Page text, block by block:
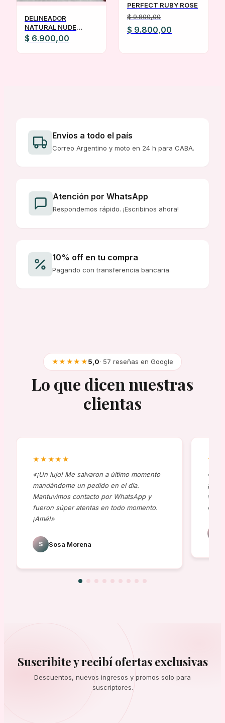
DELINEADOR
NATURAL NUDE
KATALIA
$ 6.900,00
PERFECT RUBY ROSE
$9.800,00
El
original
$ 9.800,00
actual
Envíos a todo el país
Correo Argentino y moto en 24 h para CABA.
Atención por WhatsApp
Respondemos rápido. ¡Escribinos ahora!
10% off en tu compra
Pagando con transferencia bancaria.
★★★★★5,0· 57 reseñas en Google
Lo que dicen nuestras
clientas
★★★★★
«¡Un lujo! Me salvaron a último momento
mandándome un pedido en el día.
Mantuvimos contacto por WhatsApp y
fueron súper atentas en todo momento.
¡Amé!»
S Sosa Morena
¡al
😍»
Suscribite y recibí ofertas exclusivas
Descuentos, nuevos ingresos y promos solo para
suscriptores.